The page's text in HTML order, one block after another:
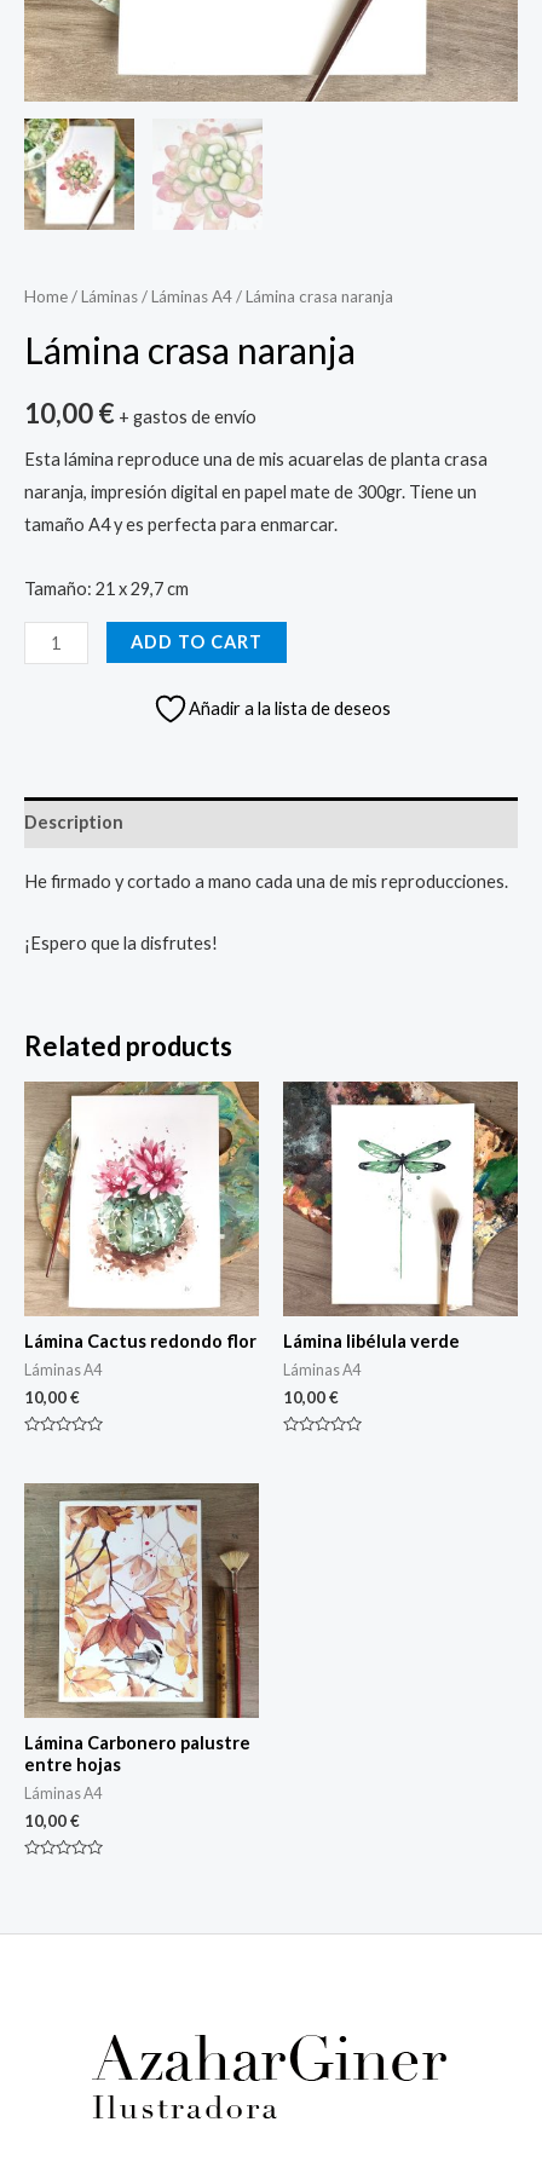
Home/Láminas/Láminas A4/ Lámina crasa naranja
Lámina crasa naranja
10,00€ + gastos de envío
Esta lámina reproduce una de mis acuarelas de planta crasa
naranja, impresión digital en papel mate de 300gr. Tiene un
tamaño A4 y es perfecta para enmarcar.
Tamaño: 21 x 29,7 cm
Lámina
crasa
ADD TO CART
Añadir a la lista de deseos
Description
He firmado y cortado a mano cada una de mis reproducciones.
¡Espero que la disfrutes!
Related products
Lámina Cactus redondo flor
Láminas A4
10,00€
of
5
Lámina libélula verde
Láminas A4
10,00€
Lámina Carbonero palustre
entre hojas
Láminas A4
10,00€